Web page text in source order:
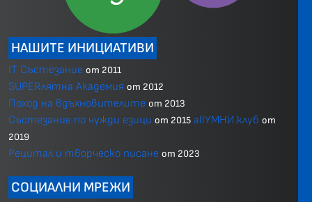
НАШИТЕ ИНИЦИАТИВИ
IT Състезание от 2011
SUPERлятна Академия от 2012
Поход на вдъхновителите от 2013
Състезание по чужди езици от 2015 allУМНИ.клуб от
2019
Рецитал и творческо писане от 2023
СОЦИАЛНИ МРЕЖИ